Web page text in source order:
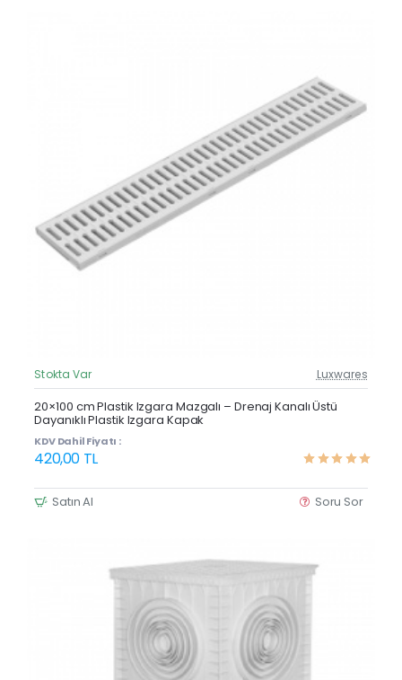
Güncel Fiyat
Yeni Ürün
Stokta Var Luxwares
20×100 cm Plastik Izgara Mazgalı – Drenaj Kanalı Üstü
Dayanıklı Plastik Izgara Kapak
KDV Dahil Fiyatı :
420,00 TL
Satın Al Soru Sor